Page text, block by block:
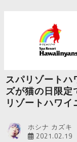
スパリゾートハ
ズが猫の日限定
リゾートハワイ
ホシナ カズキ
2021.02.19